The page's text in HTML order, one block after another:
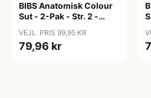
BIBS Anatomisk Colour
Sut - 2-Pak - Str. 2 -
Blush/Vanilla
VEJL. PRIS 99,95 KR
79,96 kr